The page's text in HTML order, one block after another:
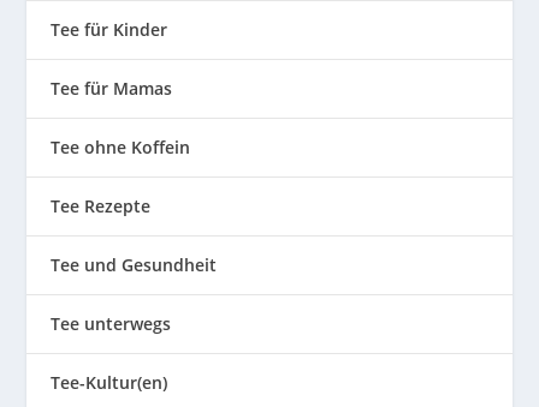
Tee für Kinder
Tee für Mamas
Tee ohne Koffein
Tee Rezepte
Tee und Gesundheit
Tee unterwegs
Tee-Kultur(en)